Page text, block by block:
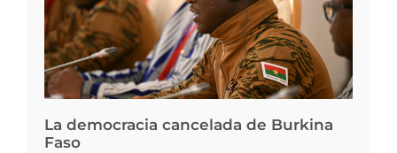
La democracia cancelada de Burkina
Faso